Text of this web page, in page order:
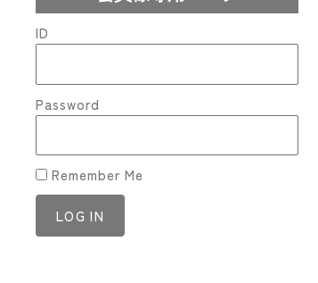
ID
Password
Remember Me
LOG IN